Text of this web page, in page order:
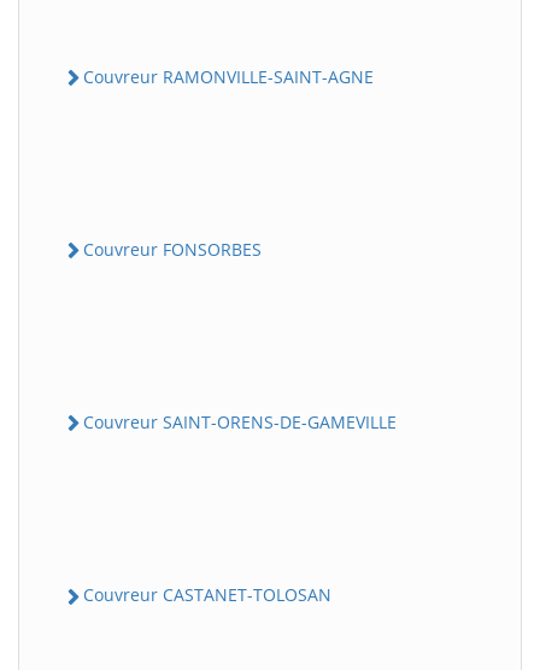
Couvreur RAMONVILLE-SAINT-AGNE
Couvreur FONSORBES
Couvreur SAINT-ORENS-DE-GAMEVILLE
Couvreur CASTANET-TOLOSAN